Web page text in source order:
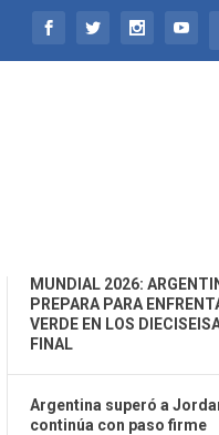
MUNDIAL 2026:
PREPARA PARA
VERDE EN LOS
FINAL
Argentina superó a
continúa con paso firme